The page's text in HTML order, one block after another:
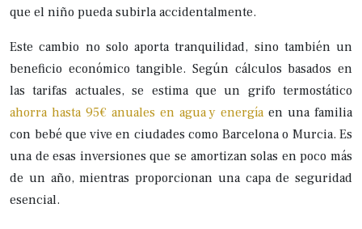
que el niño pueda subirla accidentalmente.
Este cambio no solo aporta tranquilidad, sino también un
beneficio económico tangible. Según cálculos basados en
las tarifas actuales, se estima que un grifo termostático
ahorra hasta 95€ anuales en agua y energía en una familia
con bebé que vive en ciudades como Barcelona o Murcia. Es
una de esas inversiones que se amortizan solas en poco más
de un año, mientras proporcionan una capa de seguridad
esencial.